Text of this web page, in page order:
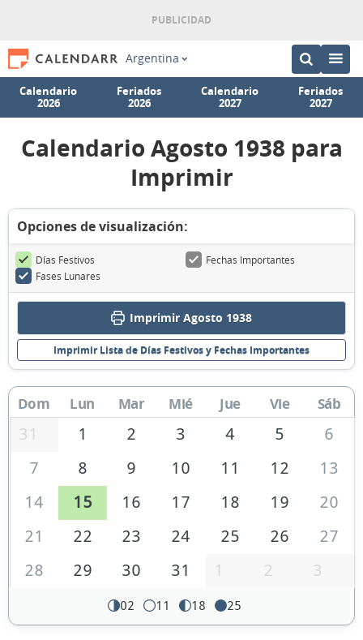
Argentina
Calendario
2026
Feriados
2026
Calendario
2027
Feriados
2027
Calendario Agosto 1938 para
Imprimir
Opciones de visualización:
Días Festivos
Fechas Importantes
Fases Lunares
Imprimir Agosto 1938
Imprimir Lista de Días Festivos y Fechas Importantes
Dom Lun Mar Mié Jue Vie Sáb
31 1 2 3 4 5
6
7
8 9 10 11 12
13
14
15 16 17 18 19
20
21
22 23 24 25 26
27
28
29 30 31 1 2 3
02 11 18 25